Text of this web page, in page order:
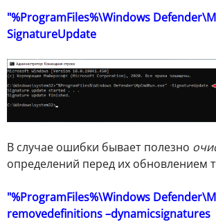
"%ProgramFiles%\Windows
SignatureUpdate
В случае ошибки бывает полезно
определений перед их обновлением
"%ProgramFiles%\Windows
removedefinitions –dynamicsignatures